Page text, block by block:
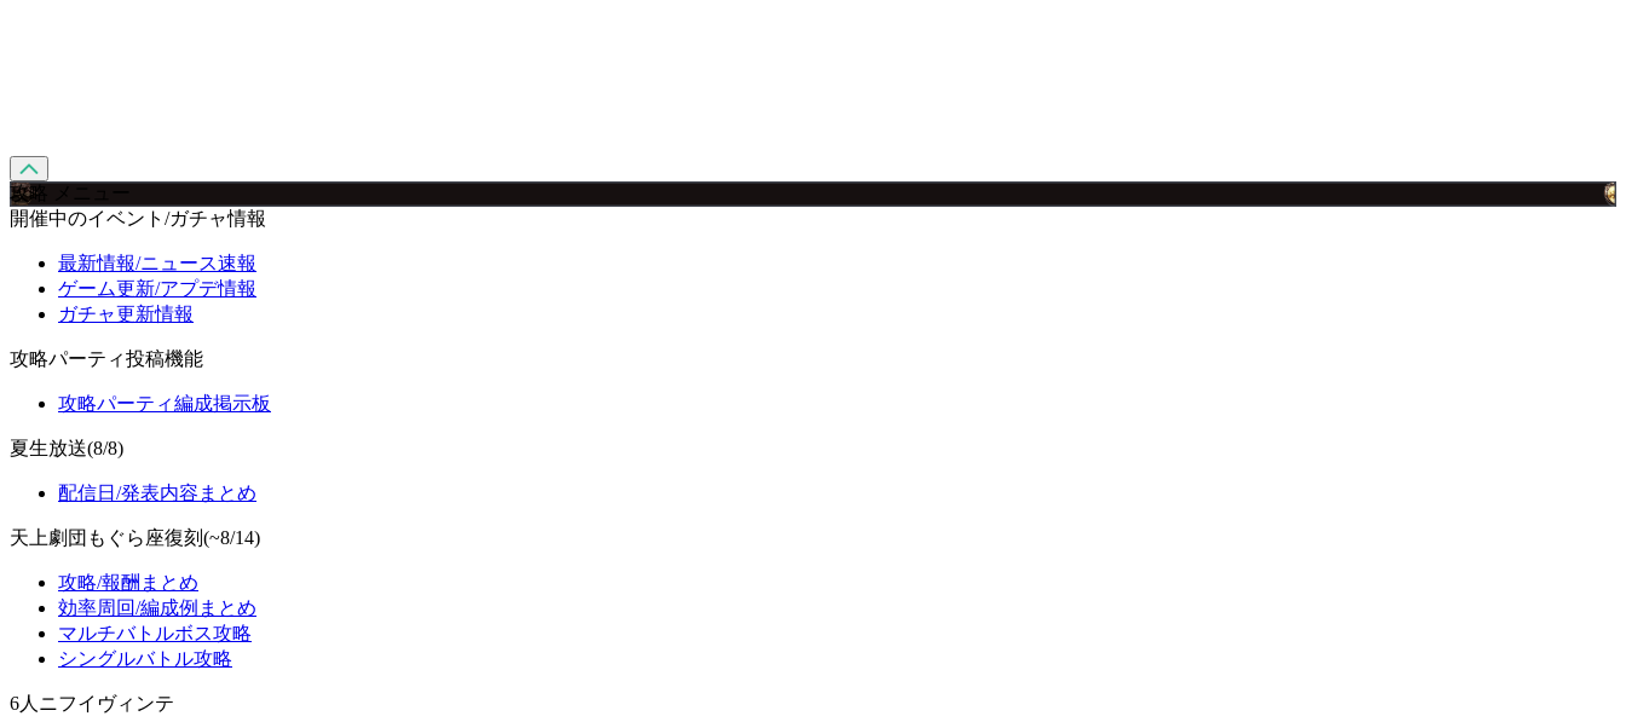
攻略 メニュー
開催中のイベント/ガチャ情報
最新情報/ニュース速報
ゲーム更新/アプデ情報
ガチャ更新情報
攻略パーティ投稿機能
攻略パーティ編成掲示板
夏生放送(8/8)
配信日/発表内容まとめ
天上劇団もぐら座復刻(~8/14)
攻略/報酬まとめ
効率周回/編成例まとめ
マルチバトルボス攻略
シングルバトル攻略
6人ニフイヴィンテ